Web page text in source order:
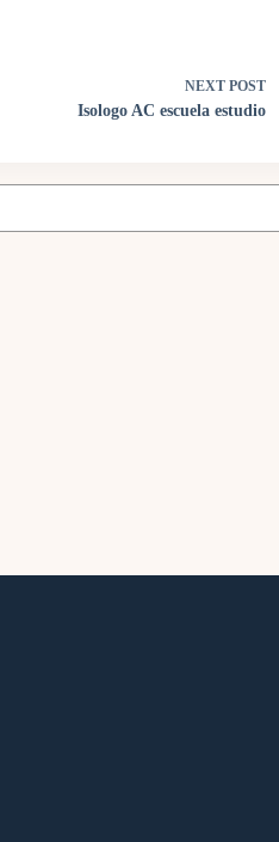
NEXT POST
Isologo AC escuela estudio